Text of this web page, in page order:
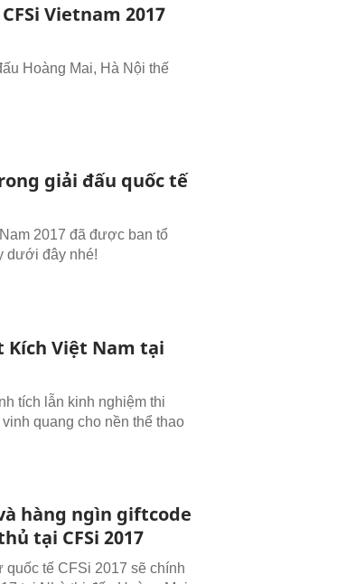
Vietnam 2017
Hoàng Mai, Hà Nội thế
giải đấu quốc tế
2017 đã được ban tổ
dưới đây nhé!
Kích Việt Nam tại
tích lẫn kinh nghiệm thi
quang cho nền thể thao
hàng ngìn giftcode
tại CFSi 2017
quốc tế CFSi 2017 sẽ chính